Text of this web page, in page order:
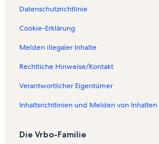
Datenschutzrichtlinie
Cookie-Erklärung
Melden illegaler Inhalte
Rechtliche Hinweise/Kontakt
Verantwortlicher Eigentümer
Inhaltsrichtlinien und Melden von Inhalten
Die Vrbo-Familie